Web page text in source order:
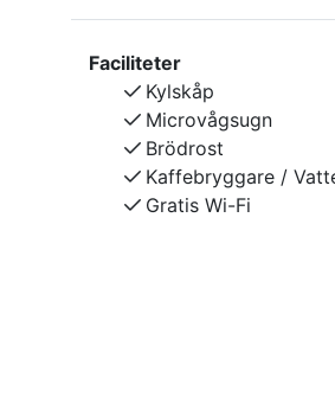
Faciliteter
Kylskåp
Microvågsugn
Brödrost
Kaffebryggare /
Gratis Wi-Fi